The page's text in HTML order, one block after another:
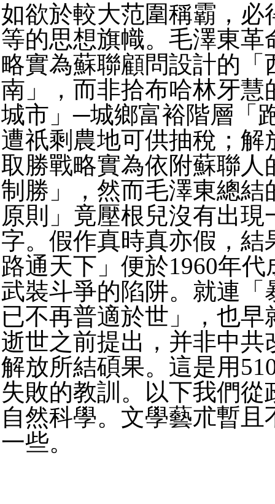
如欲於較大范圍稱霸，必
等的思想旗幟。 毛澤東革
略實為蘇聯顧問設計的「
南」， 而非拾布哈林牙慧
城市」─城鄉富裕階層「
遭祇剩農地可供抽稅； 解
取勝戰略實為依附蘇聯人
制勝」， 然而毛澤東總結
原則」竟壓根兒沒有出現
字。假作真時真亦假，結
路通天下」 便於1960年
武裝斗爭的陷阱。就連「
已不再普適於世」，也早
逝世之前提出， 并非中共
解放所結碩果。 這是用
失敗的教訓。 以下我們從
自然科學。文學藝朮暫且
一些。